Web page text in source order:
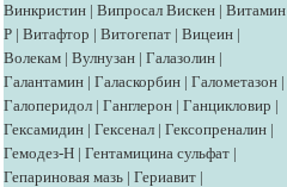
Винкристин | Випросал Вискен | Витамин
Р | Витафтор | Витогепат | Вицеин |
Волекам | Вулнузан | Галазолин |
Галантамин | Галаскорбин | Галометазон |
Галоперидол | Ганглерон | Ганцикловир |
Гексамидин | Гексенал | Гексопреналин |
Гемодез-Н | Гентамицина сульфат |
Гепариновая мазь | Гериавит |